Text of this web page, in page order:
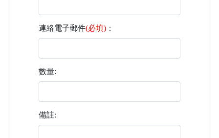
連絡電子郵件(必填) ：
數量:
備註: